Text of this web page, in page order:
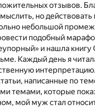
отзывов.
но
небольшой
подобный
и нашла книгу
Каждый день я
интерпретацию.
написанные по
темами, которые
мой муж стал